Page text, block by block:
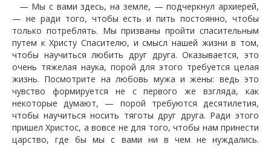
— Мы с вами здесь, на земле, — подчеркнул архиерей,
— не ради того, чтобы есть и пить постоянно, чтобы
только потреблять. Мы призваны пройти спасительным
путем к Христу Спасителю, и смысл нашей жизни в том,
чтобы научиться любить друг друга. Оказывается, это
очень тяжелая наука, порой для этого требуется целая
жизнь. Посмотрите на любовь мужа и жены: ведь это
чувство формируется не с первого же взгляда, как
некоторые думают, — порой требуются десятилетия,
чтобы научиться носить тяготы друг друга. Ради этого
пришел Христос, а вовсе не для того, чтобы нам принести
царство, где бы мы с вами ни в чем не нуждались.